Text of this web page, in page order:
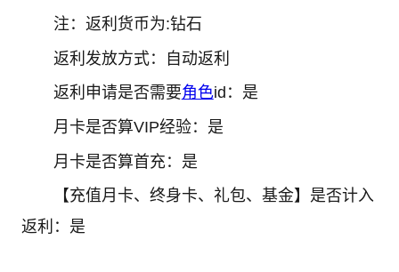
注：返利货币为:钻石
返利发放方式：自动返利
返利申请是否需要角色id：是
月卡是否算VIP经验：是
月卡是否算首充：是
【充值月卡、终身卡、礼包、基金】是否计入
返利：是